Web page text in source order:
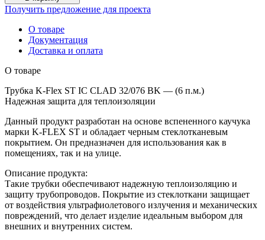
(6
Получить предложение для проекта
О товаре
Документация
Доставка и оплата
О товаре
Трубка K-Flex ST IC CLAD 32/076 BK — (6 п.м.)
Надежная защита для теплоизоляции
Данный продукт разработан на основе вспененного каучука
марки K-FLEX ST и обладает черным стеклотканевым
покрытием. Он предназначен для использования как в
помещениях, так и на улице.
Описание продукта:
Такие трубки обеспечивают надежную теплоизоляцию и
защиту трубопроводов. Покрытие из стеклоткани защищает
от воздействия ультрафиолетового излучения и механических
повреждений, что делает изделие идеальным выбором для
внешних и внутренних систем.